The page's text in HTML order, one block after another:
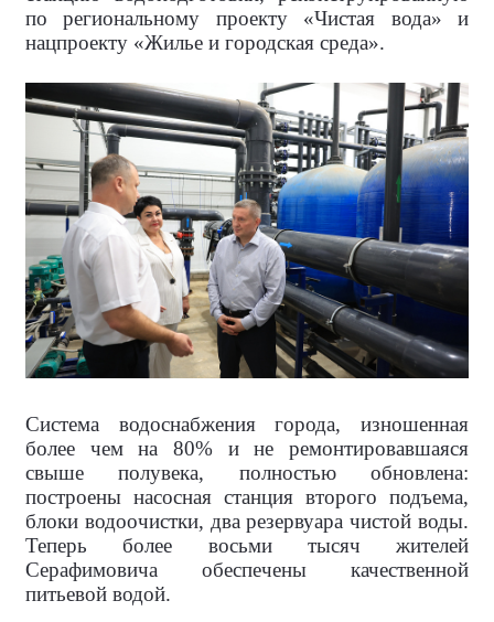
по региональному проекту «Чистая вода» и
нацпроекту «Жилье и городская среда».
Система водоснабжения города, изношенная
более чем на 80% и не ремонтировавшаяся
свыше полувека, полностью обновлена:
построены насосная станция второго подъема,
блоки водоочистки, два резервуара чистой воды.
Теперь более восьми тысяч жителей
Серафимовича обеспечены качественной
питьевой водой.